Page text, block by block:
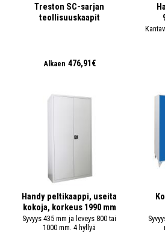
Treston SC-sarjan
teollisuuskaapit
Alkaen 476,91€
Handy peltikaappi, useita
kokoja, korkeus 1990 mm
Syvyys 435 mm ja leveys 800 tai
1000 mm. 4 hyllyä